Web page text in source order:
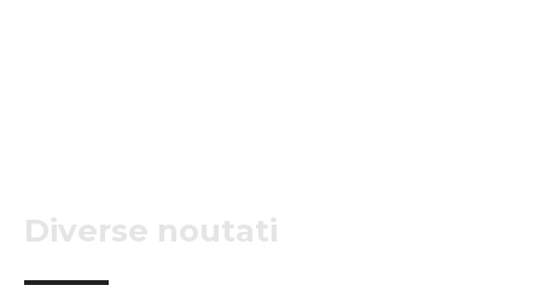
Diverse noutati